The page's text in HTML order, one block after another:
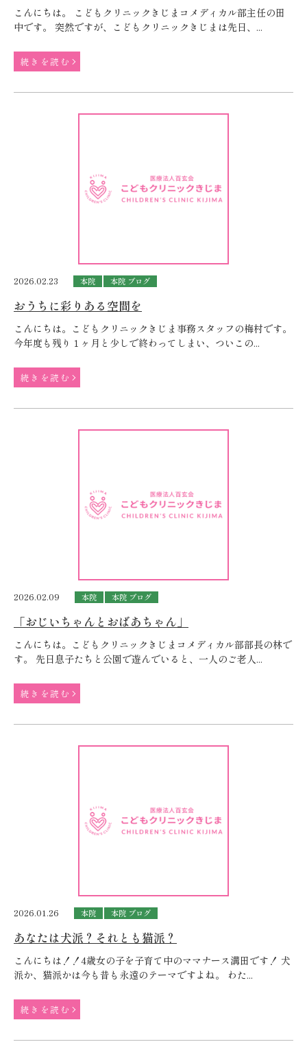
こんにちは。 こどもクリニックきじまコメディカル部主任の田
中です。 突然ですが、こどもクリニックきじまは先日、...
続きを読む
2026.02.23 本院 本院 ブログ
おうちに彩りある空間を
こんにちは。こどもクリニックきじま事務スタッフの梅村です。
今年度も残り１ヶ月と少しで終わってしまい、ついこの...
続きを読む
2026.02.09 本院 本院 ブログ
「おじいちゃんとおばあちゃん」
こんにちは。こどもクリニックきじまコメディカル部部長の林で
す。 先日息子たちと公園で遊んでいると、一人のご老人...
続きを読む
2026.01.26 本院 本院 ブログ
あなたは犬派？それとも猫派？
こんにちは！！4歳女の子を子育て中のママナース溝田です！ 犬
派か、猫派かは今も昔も永遠のテーマですよね。 わた...
続きを読む